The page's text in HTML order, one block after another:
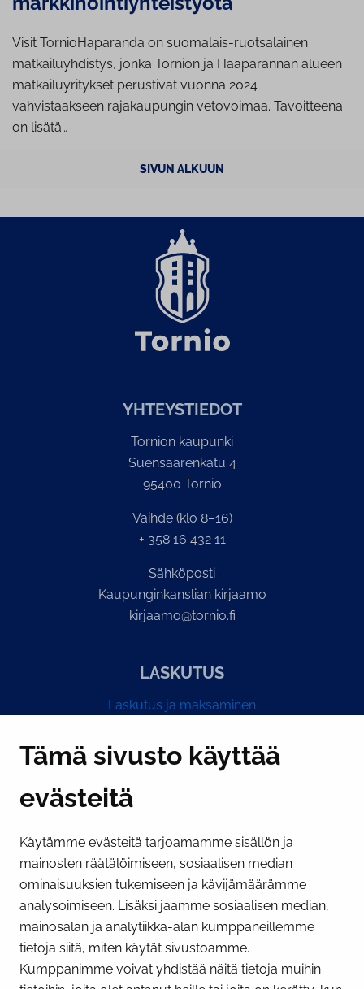
Tämä sivusto käyttää
evästeitä
Käytämme evästeitä tarjoamamme sisällön ja
mainosten räätälöimiseen, sosiaalisen median
ominaisuuksien tukemiseen ja kävijämäärämme
analysoimiseen. Lisäksi jaamme sosiaalisen median,
mainosalan ja analytiikka-alan kumppaneillemme
tietoja siitä, miten käytät sivustoamme.
Kumppanimme voivat yhdistää näitä tietoja muihin
Visit TornioHaparanda on suomalais-ruotsalainen
matkailuyhdistys, jonka Tornion ja Haaparannan alueen
matkailuyritykset perustivat vuonna 2024
vahvistaakseen rajakaupungin vetovoimaa. Tavoitteena
on lisätä…
SIVUN ALKUUN
YH­TEYS­TIE­DOT
Tornion kaupunki
Suensaarenkatu 4
95400 Tornio
Vaihde (klo 8–16)
+ 358 16 432 11
Sähköposti
Kaupunginkanslian kirjaamo
kirjaamo@tornio.fi
LASKUTUS
Laskutus ja maksaminen
PI­KA­LINK­KE­JÄ
Näytä evästeasetukseni
SOSIAALINEN MEDIA
Facebook InstagramYouTube